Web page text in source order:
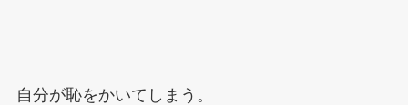
自分が恥をかいてしまう。